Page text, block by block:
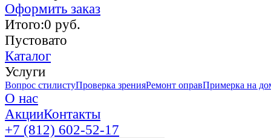
Оформить заказ
Итого:0 руб.
Пустовато
Каталог
Услуги
Вопрос стилистуПроверка зренияРемонт оправПримерка на
О нас
АкцииКонтакты
+7 (812) 602-52-17